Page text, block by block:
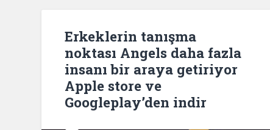
Erkeklerin tanışma
noktası Angels daha fazla
insanı bir araya getiriyor
Apple store ve
Googleplay’den indir